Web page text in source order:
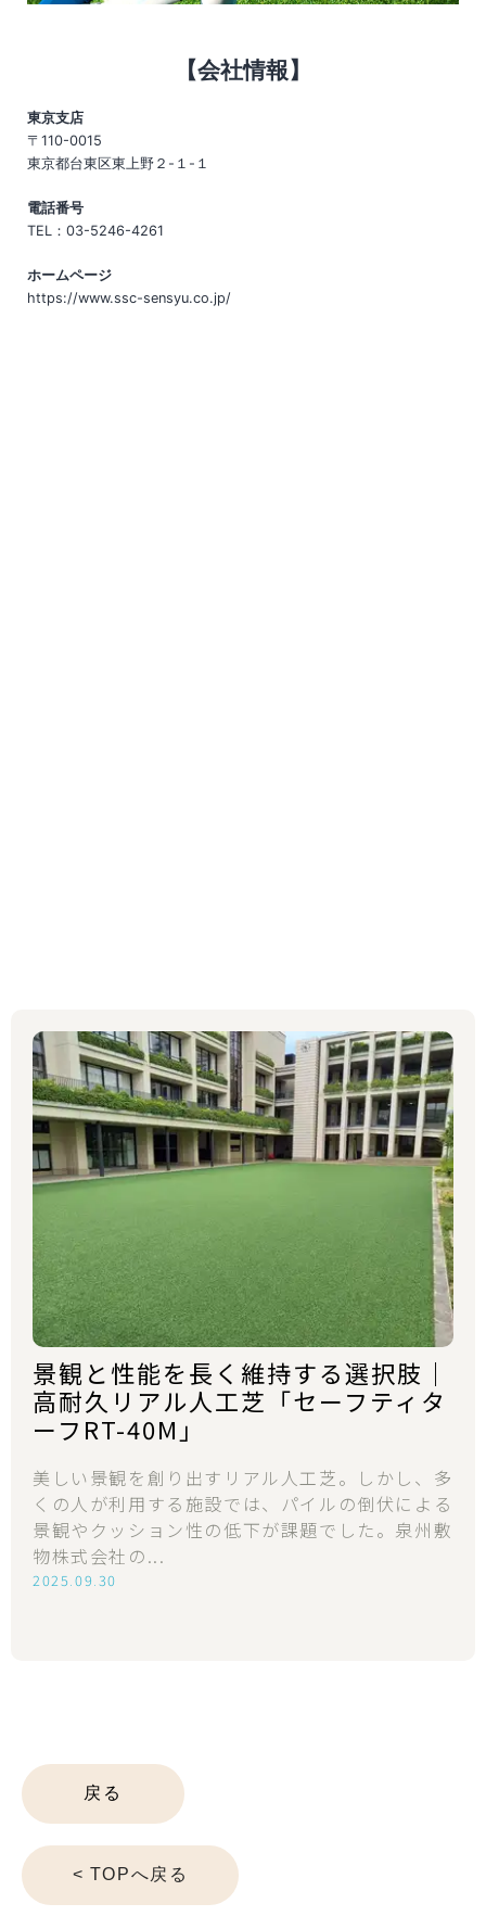
【会社情報】
東京支店
〒110-0015
東京都台東区東上野２-１-１
電話番号
TEL：03-5246-4261
ホームページ
https://www.ssc-sensyu.co.jp/
戻る
< TOPへ戻る